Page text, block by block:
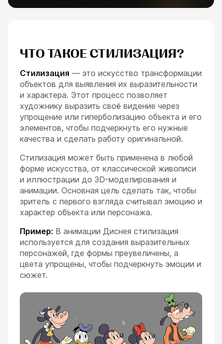
ЧТО ТАКОЕ СТИЛИЗАЦИЯ?
Стилизация — это искусство трансформации
объектов для выявления их выразительности
и характера. Этот процесс позволяет
художнику выразить своё видение через
упрощение или гиперболизацию объекта и его
элементов, чтобы подчеркнуть его нужные
качества и сделать работу оригинальной.
Стилизация может быть применена в любой
форме искусства, от классической живописи
и иллюстрации до 3D-моделирования и
анимации. Основная цель сделать так, чтобы
зритель с первого взгляда считывал эмоцию и
характер объекта или персонажа.
Пример: В анимации Диснея стилизация
используется для создания выразительных
персонажей, где формы преувеличены, а
цвета упрощены, чтобы подчеркнуть эмоции и
сюжет.